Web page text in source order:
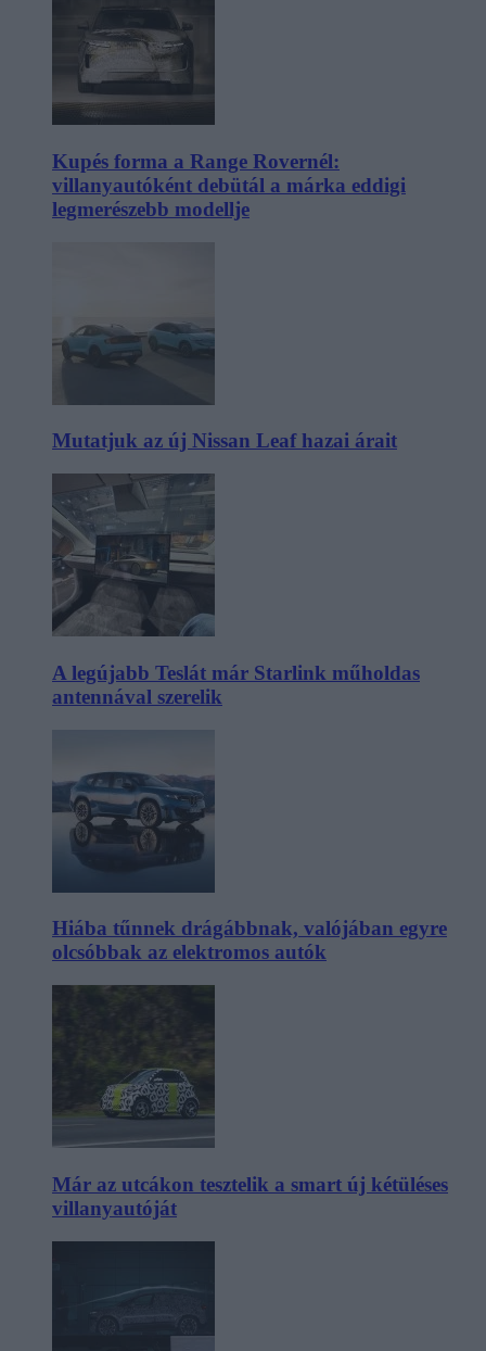
Kupés forma a Range Rovernél:
villanyautóként debütál a márka eddigi
legmerészebb modellje
Mutatjuk az új Nissan Leaf hazai árait
A legújabb Teslát már Starlink műholdas
antennával szerelik
Hiába tűnnek drágábbnak, valójában egyre
olcsóbbak az elektromos autók
Már az utcákon tesztelik a smart új kétüléses
villanyautóját